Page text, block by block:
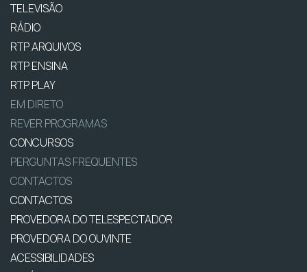
TELEVISÃO
RÁDIO
RTP ARQUIVOS
RTP ENSINA
RTP PLAY
EM DIRETO
REVER PROGRAMAS
CONCURSOS
PERGUNTAS FREQUENTES
CONTACTOS
CONTACTOS
PROVEDORA DO TELESPECTADOR
PROVEDORA DO OUVINTE
ACESSIBILIDADES